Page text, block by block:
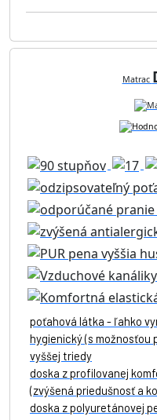
Matrac
poťahová látka - ľahko
hygienický (s možnosťou
vyššej triedy
doska z profilovanej
(zvýšená priedušnosť a
doska z polyuretánovej